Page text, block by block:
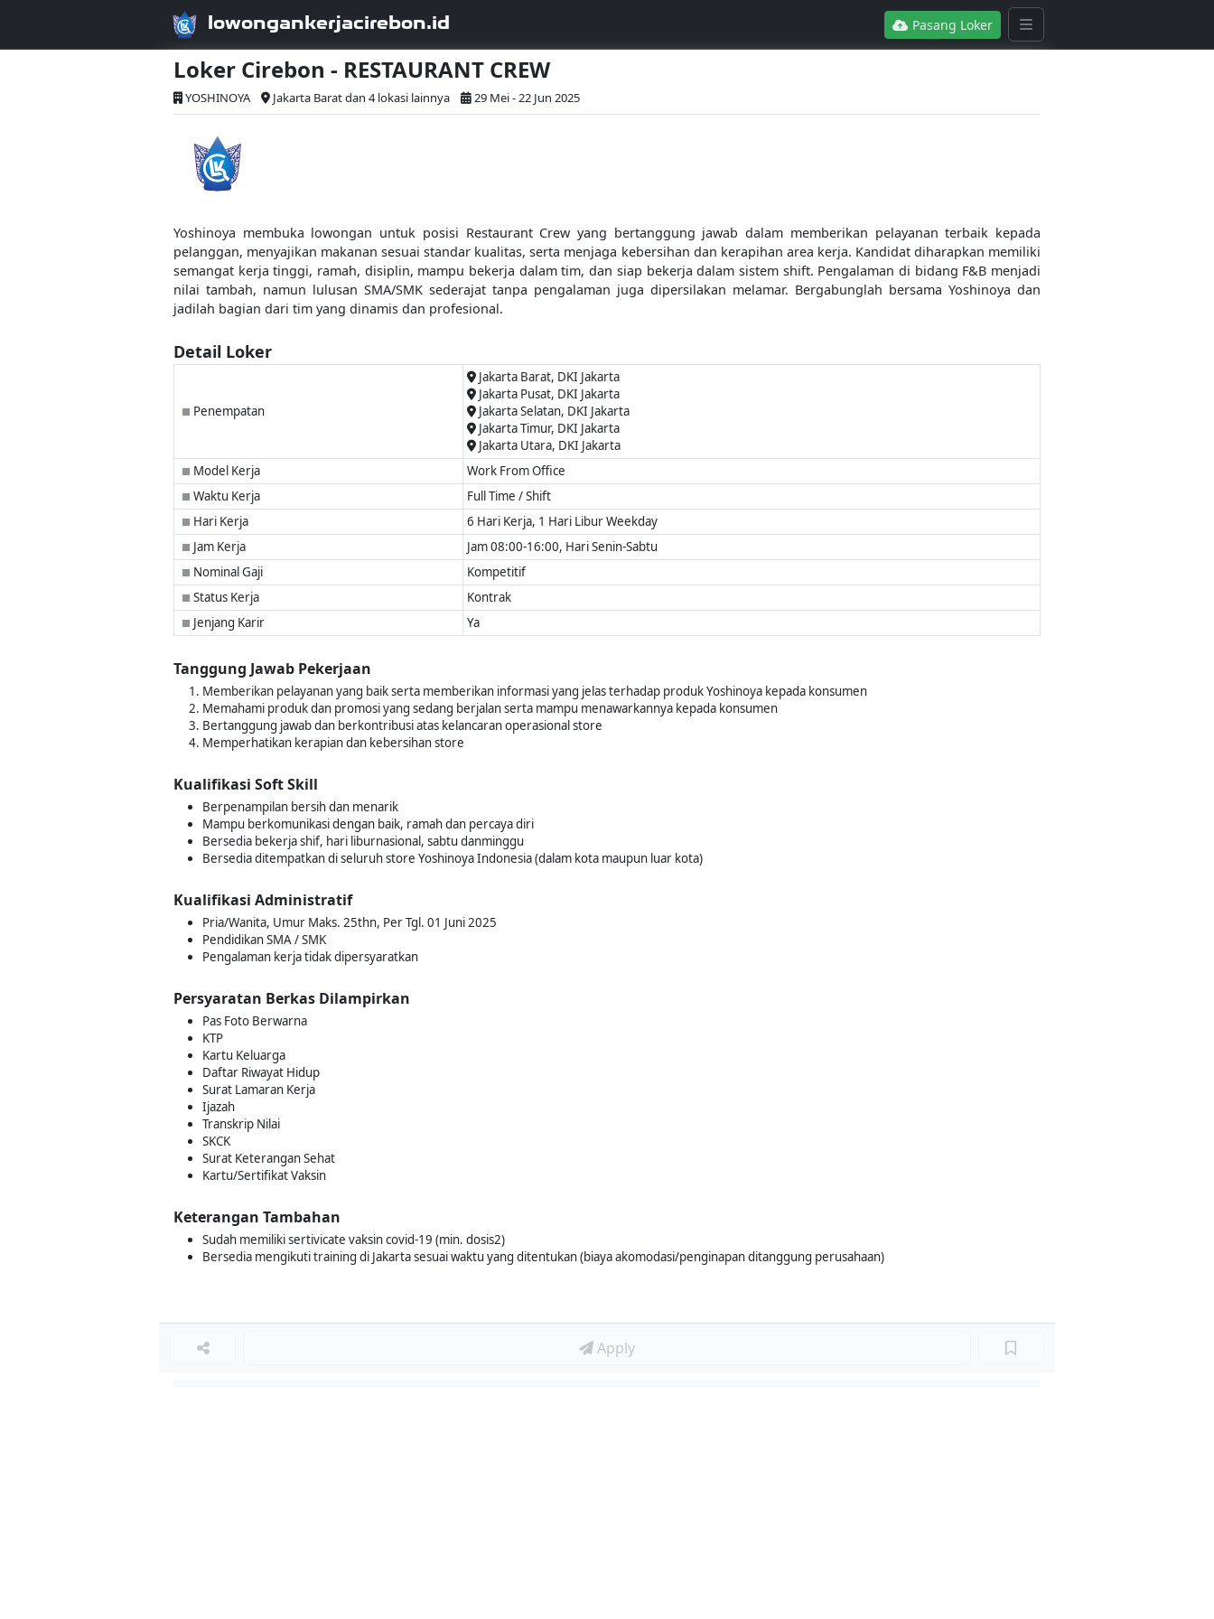
lowongankerjacirebon.id Pasang Loker
Loker Cirebon - RESTAURANT CREW
YOSHINOYA Jakarta Barat dan 4 lokasi lainnya 29 Mei - 22 Jun 2025
Yoshinoya membuka lowongan untuk posisi Restaurant Crew yang bertanggung jawab dalam memberikan pelayanan terbaik kepada
pelanggan, menyajikan makanan sesuai standar kualitas, serta menjaga kebersihan dan kerapihan area kerja. Kandidat diharapkan memiliki
semangat kerja tinggi, ramah, disiplin, mampu bekerja dalam tim, dan siap bekerja dalam sistem shift. Pengalaman di bidang F&B menjadi
nilai tambah, namun lulusan SMA/SMK sederajat tanpa pengalaman juga dipersilakan melamar. Bergabunglah bersama Yoshinoya dan
jadilah bagian dari tim yang dinamis dan profesional.
Detail Loker
■ Penempatan
Jakarta Barat, DKI Jakarta
Jakarta Pusat, DKI Jakarta
Jakarta Selatan, DKI Jakarta
Jakarta Timur, DKI Jakarta
Jakarta Utara, DKI Jakarta
■ Model Kerja Work From Office
■ Waktu Kerja Full Time / Shift
■ Hari Kerja 6 Hari Kerja, 1 Hari Libur Weekday
■ Jam Kerja Jam 08:00-16:00, Hari Senin-Sabtu
■ Nominal Gaji Kompetitif
■ Status Kerja Kontrak
■ Jenjang Karir Ya
Tanggung Jawab Pekerjaan
Memberikan pelayanan yang baik serta memberikan informasi yang jelas terhadap produk Yoshinoya kepada konsumen
Memahami produk dan promosi yang sedang berjalan serta mampu menawarkannya kepada konsumen
Bertanggung jawab dan berkontribusi atas kelancaran operasional store
Memperhatikan kerapian dan kebersihan store
Kualifikasi Soft Skill
Berpenampilan bersih dan menarik
Mampu berkomunikasi dengan baik, ramah dan percaya diri
Bersedia bekerja shif, hari liburnasional, sabtu danminggu
Bersedia ditempatkan di seluruh store Yoshinoya Indonesia (dalam kota maupun luar kota)
Kualifikasi Administratif
Pria/Wanita, Umur Maks. 25thn, Per Tgl. 01 Juni 2025
Pendidikan SMA / SMK
Pengalaman kerja tidak dipersyaratkan
Persyaratan Berkas Dilampirkan
Pas Foto Berwarna
KTP
Kartu Keluarga
Daftar Riwayat Hidup
Surat Lamaran Kerja
Ijazah
Transkrip Nilai
SKCK
Surat Keterangan Sehat
Kartu/Sertifikat Vaksin
Keterangan Tambahan
Sudah memiliki sertivicate vaksin covid-19 (min. dosis2)
Bersedia mengikuti training di Jakarta sesuai waktu yang ditentukan (biaya akomodasi/penginapan ditanggung perusahaan)
Apply